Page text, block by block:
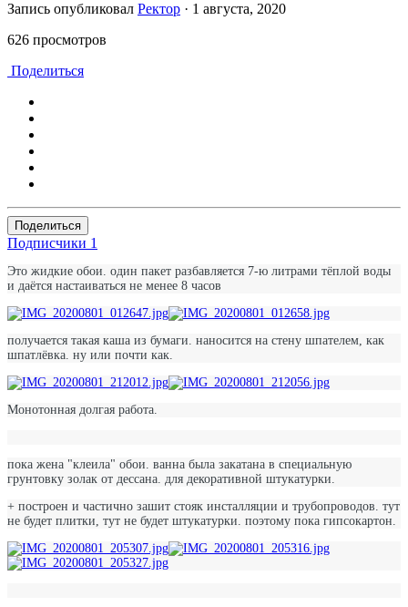
Запись опубликовал Ректор · 1 августа, 2020
626 просмотров
Поделиться
Поделиться
Подписчики 1
Это жидкие обои. один пакет разбавляется 7-ю литрами тёплой воды
и даётся настаиваться не менее 8 часов
получается такая каша из бумаги. наносится на стену шпателем, как
шпатлёвка. ну или почти как.
Монотонная долгая работа.
пока жена "клеила" обои. ванна была закатана в специальную
грунтовку золак от дессана. для декоративной штукатурки.
+ построен и частично зашит стояк инсталляции и трубопроводов. тут
не будет плитки, тут не будет штукатурки. поэтому пока гипсокартон.